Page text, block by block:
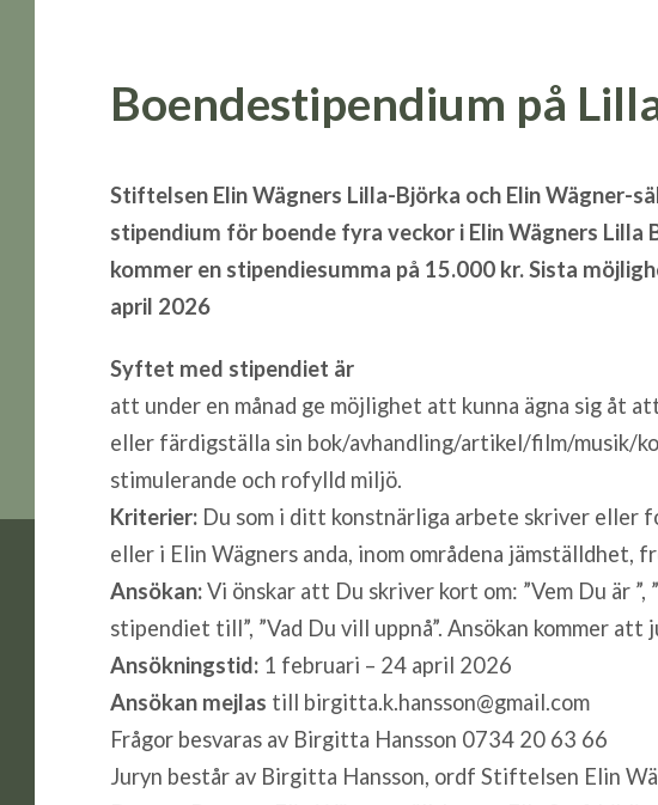
Boendestipendium på
Stiftelsen Elin Wägners Lilla-Björka och Elin Wägner-
stipendium för boende fyra veckor i Elin Wägners Lilla
kommer en stipendiesumma på 15.000 kr. Sista
april 2026
Syftet med stipendiet är
att under en månad ge möjlighet att kunna ägna sig åt
eller färdigställa sin bok/avhandling/artikel/film/musik/
stimulerande och rofylld miljö.
Kriterier:Du som i ditt konstnärliga arbete skriver eller
eller i Elin Wägners anda, inom områdena jämställdhet,
Ansökan:Vi önskar att Du skriver kort om: ”Vem Du är ”,
stipendiet till”, ”Vad Du vill uppnå”. Ansökan kommer att
Ansökningstid:1 februari – 24 april 2026
Ansökan mejlas till birgitta.k.hansson@gmail.com
Frågor besvaras av Birgitta Hansson 0734 20 63 66
Juryn består av Birgitta Hansson, ordf Stiftelsen Elin